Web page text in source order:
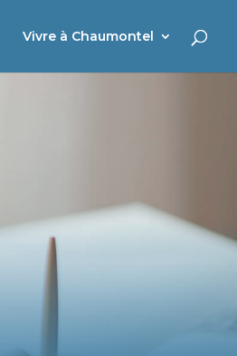
Vivre à Chaumontel